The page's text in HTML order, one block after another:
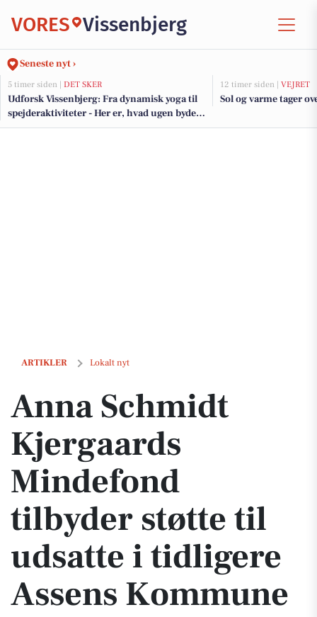
VORES Vissenbjerg
Seneste nyt ›
5 timer siden | DET SKER
Udforsk Vissenbjerg: Fra dynamisk yoga til
spejderaktiviteter - Her er, hvad ugen byder
på
12 timer siden | VEJRET
Sol og varme tager
ARTIKLER Lokalt nyt
Anna Schmidt Kjergaards Mindefond tilbyder støtte til udsatte i
Anna Schmidt
Kjergaards
Mindefond
tilbyder støtte til
udsatte i tidligere
Assens Kommune